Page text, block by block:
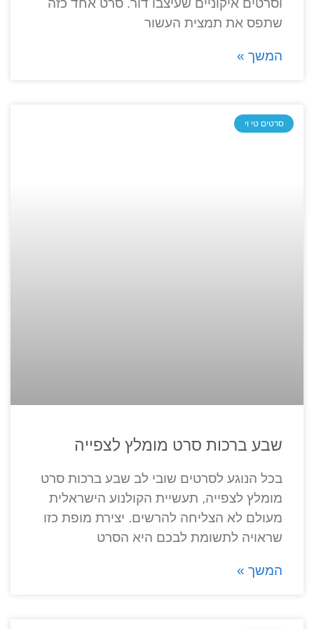
וסרטים איקוניים שעיצבו דור. סרט אחד כזה
שתפס את תמצית העשור
המשך »
סרטים טי וי
שבע ברכות סרט מומלץ לצפייה
בכל הנוגע לסרטים שובי לב שבע ברכות סרט
מומלץ לצפייה, תעשיית הקולנוע הישראלית
מעולם לא הצליחה להרשים. יצירת מופת כזו
שראויה לתשומת לבכם היא הסרט
המשך »